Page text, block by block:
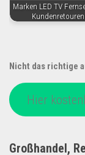
Marken LED TV
Kundenretouren
Nicht das richtige
Hier
Großhandel,